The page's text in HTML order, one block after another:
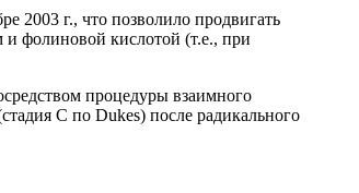
2003 г., что позволило продвигать
и фолиновой кислотой (т.е., при
процедуры взаимного
С по Dukes) после радикального